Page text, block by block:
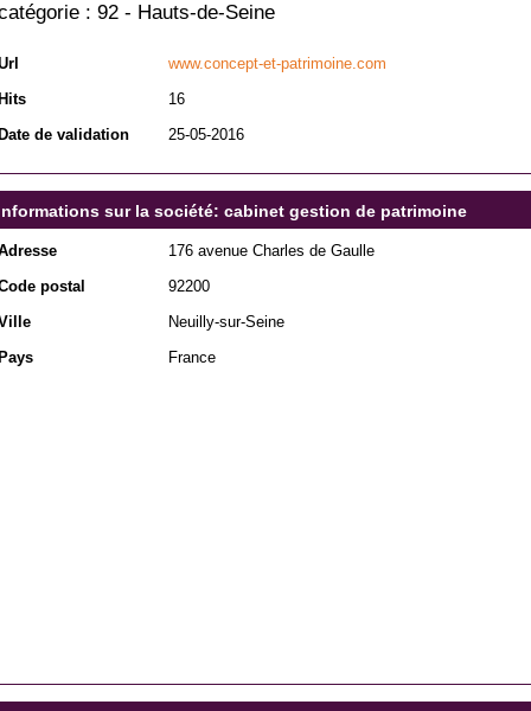
: 92 - Hauts-de-Seine
www.concept-et-patrimoine.com
16
de validation
25-05-2016
sur la société: cabinet gestion de patrimoine
176 avenue Charles de Gaulle
postal
92200
Neuilly-sur-Seine
France